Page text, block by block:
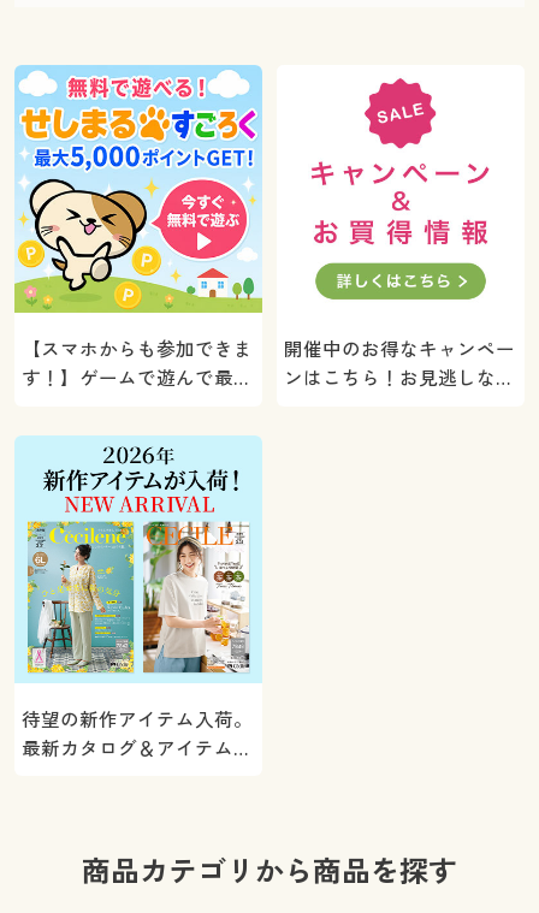
【スマホからも参加できま
す！】ゲームで遊んで最大
ト！
開催中のお得なキャンペー
ンはこちら！お見逃しな
待望の新作アイテム入荷。
最新カタログ＆アイテムを
商品カテゴリから商品を探す